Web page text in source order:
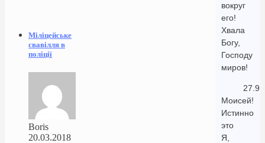
вокруг
его!
Хвала
Богу,
Господу
миров!
27.9
Моисей!
Истинно
это
Я,
Міліцейське
свавілля в
поліції
Boris
20.03.2018